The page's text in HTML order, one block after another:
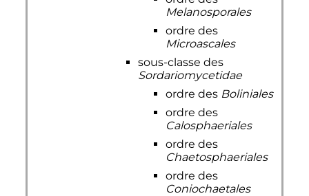
Melanosporales
ordre des
Microascales
sous-classe des
Sordariomycetidae
ordre des Boliniales
ordre des
Calosphaeriales
ordre des
Chaetosphaeriales
ordre des
Coniochaetales